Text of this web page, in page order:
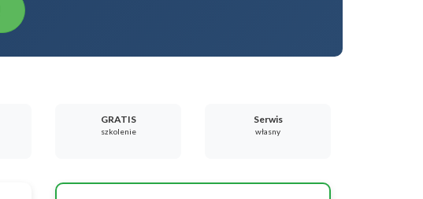
GRATIS
szkolenie
Serwis
własny